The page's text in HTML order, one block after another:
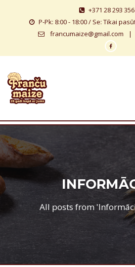
+371 28 293 356
P-Pk: 8:00 - 18:00 / Se: Tikai
francumaize@gmail.com
|
All posts from